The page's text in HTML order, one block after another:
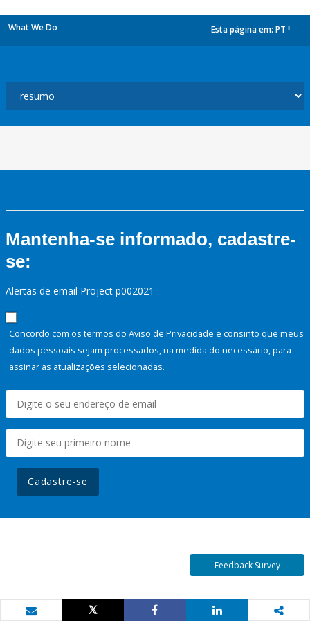
What We Do Esta página em: PT
Mantenha-se informado, cadastre-
se:
Alertas de email Project p002021
Concordo com os termos do Aviso de Privacidade e consinto que meus
dados pessoais sejam processados, na medida do necessário, para
assinar as atualizações selecionadas.
Cadastre-se
Feedback Survey